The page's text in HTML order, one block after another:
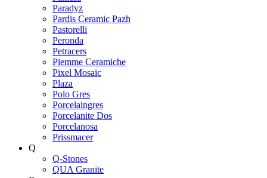
Paradyz
Pardis Ceramic Pazh
Pastorelli
Peronda
Petracers
Piemme Ceramiche
Pixel Mosaic
Plaza
Polo Gres
Porcelaingres
Porcelanite Dos
Porcelanosa
Prissmacer
Q
Q-Stones
QUA Granite